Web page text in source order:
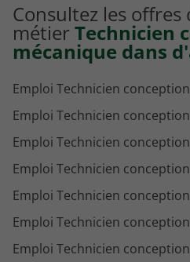
Consultez les
métierTechnicien
mécanique dans
Emploi Technicien
Emploi Technicien
Emploi Technicien
Emploi Technicien
Emploi Technicien